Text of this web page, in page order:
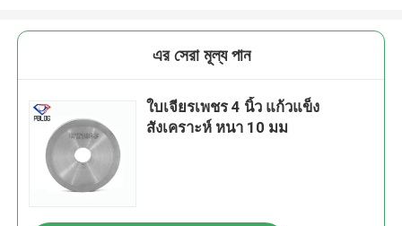
এর সেরা মূল্য পান
ใบเจียรเพชร 4 นิ้ว แก้วแข็ง
สังเคราะห์ หนา 10 มม